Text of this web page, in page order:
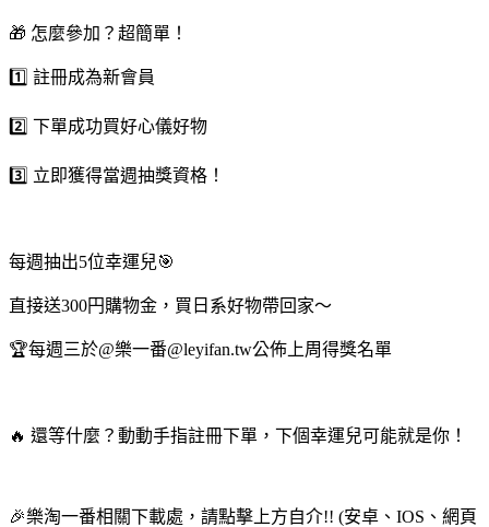
🎁 怎麼參加？超簡單！
1️⃣ 註冊成為新會員
2️⃣ 下單成功買好心儀好物
3️⃣ 立即獲得當週抽獎資格！
每週抽出5位幸運兒🎯
直接送300円購物金，買日系好物帶回家～
🏆每週三於@樂一番@leyifan.tw公佈上周得獎名單
🔥 還等什麼？動動手指註冊下單，下個幸運兒可能就是你！
🎉樂淘一番相關下載處，請點擊上方自介!! (安卓、IOS、網頁